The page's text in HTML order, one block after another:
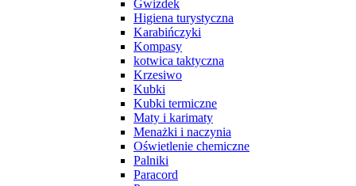
Gwizdek
Higiena turystyczna
Karabińczyki
Kompasy
kotwica taktyczna
Krzesiwo
Kubki
Kubki termiczne
Maty i karimaty
Menażki i naczynia
Oświetlenie chemiczne
Palniki
Paracord